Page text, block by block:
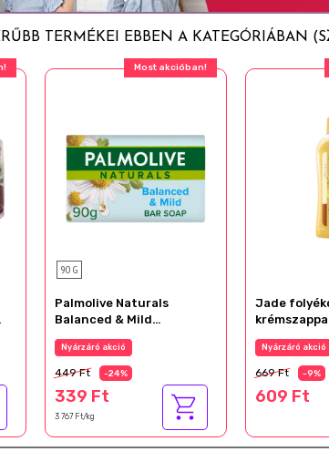
TERMÉKEI EBBEN A KATEGÓRIÁBAN
Most akcióban!
90 G
Palmolive Naturals
Balanced & Mild
pipereszappan 90 g
Nyárzáró akció
449 Ft -24%
339 Ft
3 767 Ft/kg
Jade
Milk 1000ml
Nyárzáró akció
669 Ft -9%
609 Ft